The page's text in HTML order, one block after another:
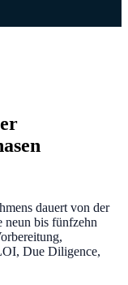
dauert von der
neun bis fünfzehn
Due Diligence,